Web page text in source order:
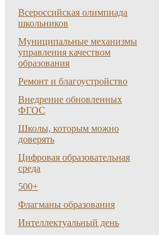
Всероссийская олимпиада
школьников
Муниципальные механизмы
управления качеством
образования
Ремонт и благоустройство
Внедрение обновленных
ФГОС
Школы, которым можно
доверять
Цифровая образовательная
среда
500+
Флагманы образования
Интеллектуальный день